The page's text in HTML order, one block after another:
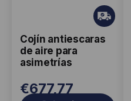
Cojín antiescaras
de aire para
asimetrías
Gr
ati
s
€677,77
pueden
elegir
la